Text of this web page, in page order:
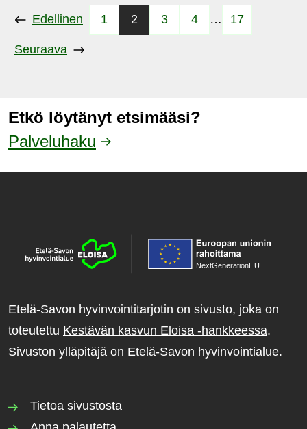
Edellinen 1 2 3 4 … 17
Seuraava
Etkö löytänyt etsimääsi?
Palveluhaku
NextGenerationEU
Etelä-Savon hyvinvointitarjotin on sivusto, joka on
toteutettu Kestävän kasvun Eloisa -hankkeessa.
Sivuston ylläpitäjä on Etelä-Savon hyvinvointialue.
Tietoa sivustosta